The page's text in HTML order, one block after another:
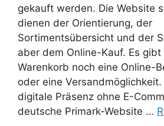
gekauft werden. Die Website
dienen der Orientierung, der
Sortimentsübersicht und der
aber dem Online-Kauf. Es
Warenkorb noch eine Online-
oder eine
digitale Präsenz ohne E-
deutsche Primark-Website …